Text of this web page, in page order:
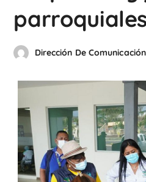
Dirección De Comunicación